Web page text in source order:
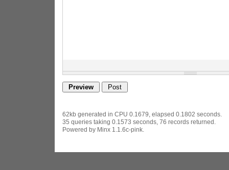
62kb generated in CPU 0.1679, elapsed 0.1802 seconds.
35 queries taking 0.1573 seconds, 76 records returned.
Powered by Minx 1.1.6c-pink.